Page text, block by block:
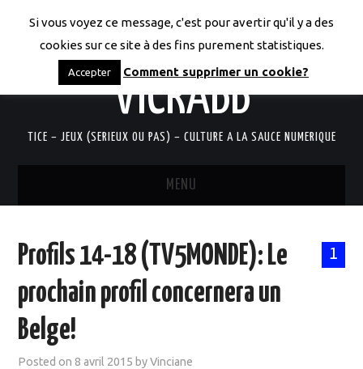
LES CODICES DE
VICRABB
TICE – JEUX (SERIEUX OU PAS) – CULTURE A LA SAUCE NUMERIQUE
MENU
QUI SUIS-JE?
RESSOURCES TICE
DOCUMENTS
1
Profils 14-18 (TV5MONDE): Le
prochain profil concernera un
Belge!
Posted on8 avril 2015 byVinciane
Si vous voyez ce message, c'est pour avertir qu'il y a des
cookies sur ce site à des fins purement statistiques.
Accepter Comment supprimer un cookie?